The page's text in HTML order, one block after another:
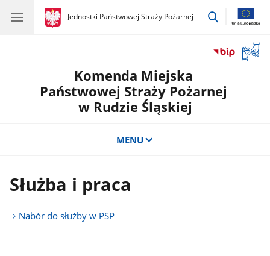
gov.pl
Jednostki Państwowej Straży Pożarnej
gov.pl
Jednostki
przejdź
okno
Komenda Miejska
Państwowej Straży Pożarnej
w Rudzie Śląskiej
MENU
Służba i praca
Nabór do służby w PSP